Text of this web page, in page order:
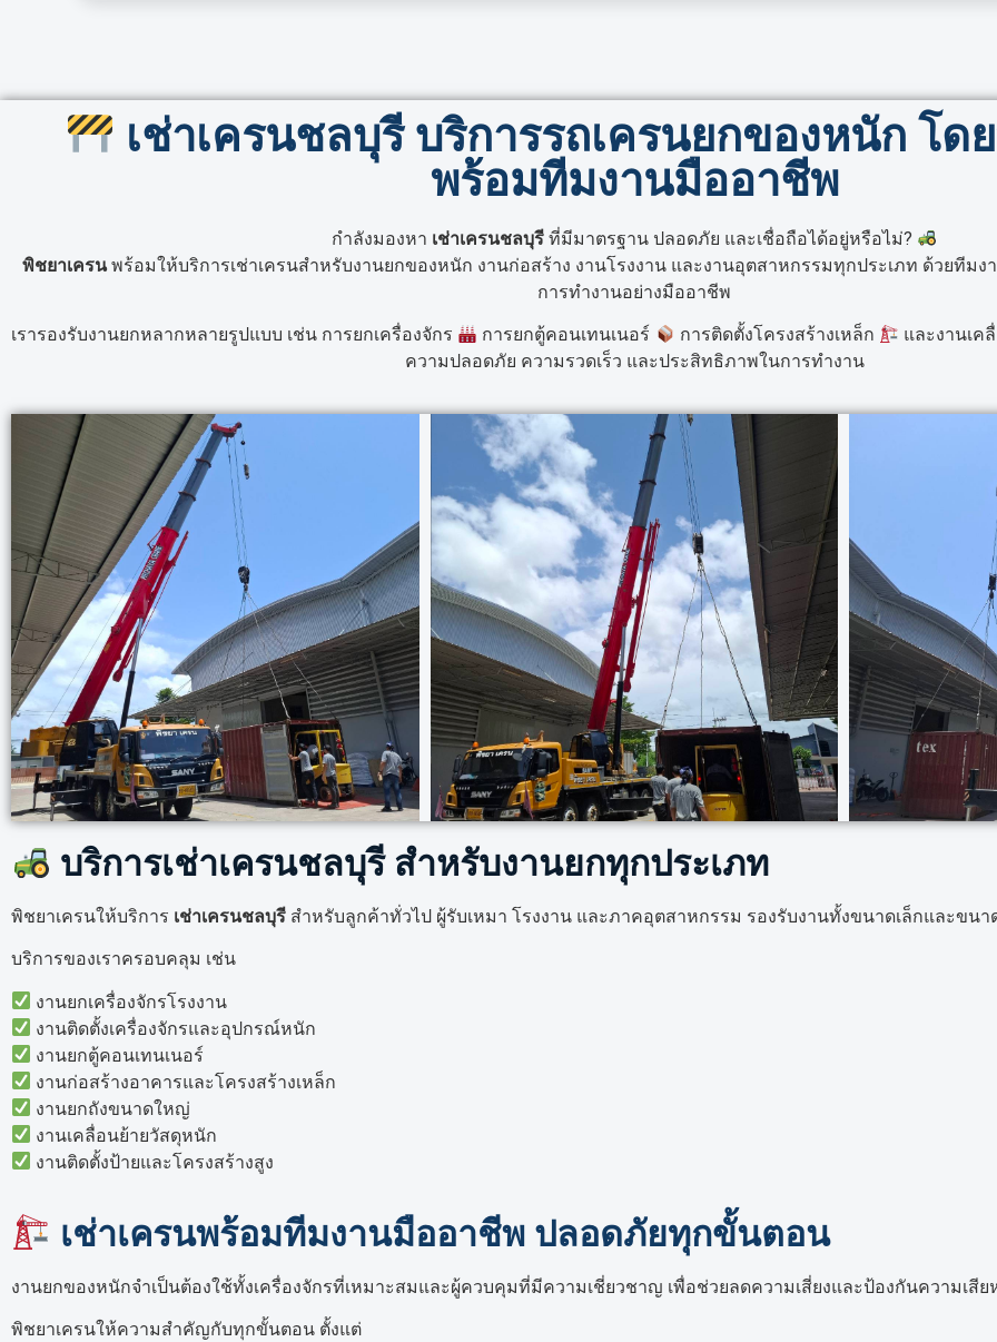
เช่าเครนชลบุรี บริการรถเครนยกของหนัก โด
พร้อมทีมงานมืออาชีพ
กำลังมองหา เช่าเครนชลบุรีที่มีมาตรฐาน ปลอดภัย และเชื่อถือได้อยู่หรือไม่?
พิชยาเครนพร้อมให้บริการเช่าเครนสำหรับงานยกของหนัก งานก่อสร้าง งานโรงงาน และงานอุตสาหกรรมทุกประเภท ด้วยทีม
การทำงานอย่างมืออาชีพ
เรารองรับงานยกหลากหลายรูปแบบ เช่น การยกเครื่องจักร การยกตู้คอนเทนเนอร์ การติดตั้งโครงสร้างเหล็ก
และงานเค
ความปลอดภัย ความรวดเร็ว และประสิทธิภาพในการทำงาน
บริการเช่าเครนชลบุรี สำหรับงานยกทุกประเภท
พิชยาเครนให้บริการ เช่าเครนชลบุรี สำหรับลูกค้าทั่วไป ผู้รับเหมา โรงงาน และภาคอุตสาหกรรม รองรับงานทั้งขนาดเล็กและขน
บริการของเราครอบคลุม เช่น
งานยกเครื่องจักรโรงงาน
งานติดตั้งเครื่องจักรและอุปกรณ์หนัก
งานยกตู้คอนเทนเนอร์
งานก่อสร้างอาคารและโครงสร้างเหล็ก
งานยกถังขนาดใหญ่
งานเคลื่อนย้ายวัสดุหนัก
งานติดตั้งป้ายและโครงสร้างสูง
เช่าเครนพร้อมทีมงานมืออาชีพ ปลอดภัยทุกขั้นตอน
งานยกของหนักจำเป็นต้องใช้ทั้งเครื่องจักรที่เหมาะสมและผู้ควบคุมที่มีความเชี่ยวชาญ เพื่อช่วยลดความเสี่ยงและป้องกันความเสีย
พิชยาเครนให้ความสำคัญกับทุกขั้นตอน ตั้งแต่